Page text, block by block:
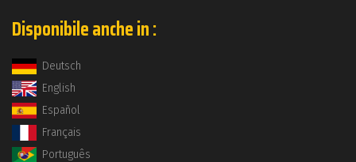
Disponibile anche in :
Deutsch
English
Español
Français
Português